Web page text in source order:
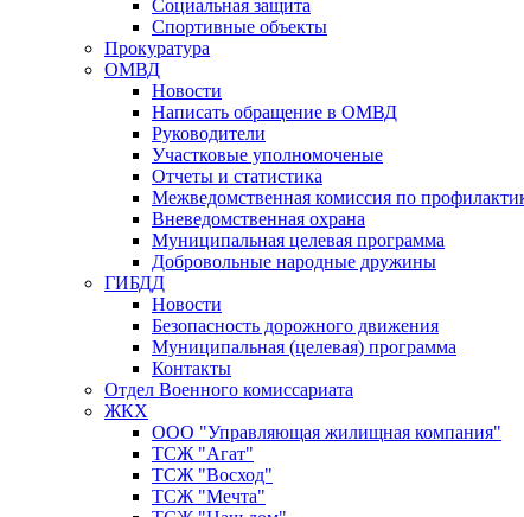
Социальная защита
Спортивные объекты
Прокуратура
ОМВД
Новости
Написать обращение в ОМВД
Руководители
Участковые уполномоченые
Отчеты и статистика
Межведомственная комиссия по
Вневедомственная охрана
Муниципальная целевая программа
Добровольные народные дружины
ГИБДД
Новости
Безопасность дорожного движения
Муниципальная (целевая) программа
Контакты
Отдел Военного комиссариата
ЖКХ
ООО "Управляющая жилищная компания"
ТСЖ "Агат"
ТСЖ "Восход"
ТСЖ "Мечта"